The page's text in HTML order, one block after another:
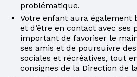
problématique.
Votre enfant aura également
et d’être en contact avec ses
important de favoriser le
ses amis et de poursuivre
sociales et récréatives, tout
consignes de la Direction de